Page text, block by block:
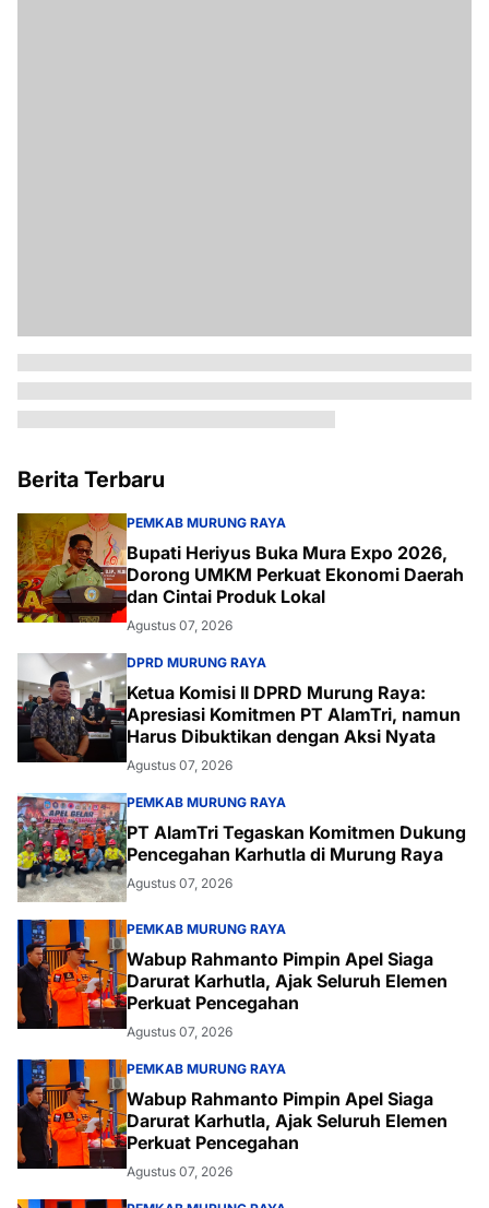
Berita Terbaru
PEMKAB MURUNG RAYA
Bupati Heriyus Buka Mura Expo 2026,
Dorong UMKM Perkuat Ekonomi Daerah
dan Cintai Produk Lokal
Agustus 07, 2026
DPRD MURUNG RAYA
Ketua Komisi II DPRD Murung Raya:
Apresiasi Komitmen PT AlamTri, namun
Harus Dibuktikan dengan Aksi Nyata
Agustus 07, 2026
PEMKAB MURUNG RAYA
PT AlamTri Tegaskan Komitmen Dukung
Pencegahan Karhutla di Murung Raya
Agustus 07, 2026
PEMKAB MURUNG RAYA
Wabup Rahmanto Pimpin Apel Siaga
Darurat Karhutla, Ajak Seluruh Elemen
Perkuat Pencegahan
Agustus 07, 2026
PEMKAB MURUNG RAYA
Wabup Rahmanto Pimpin Apel Siaga
Darurat Karhutla, Ajak Seluruh Elemen
Perkuat Pencegahan
Agustus 07, 2026